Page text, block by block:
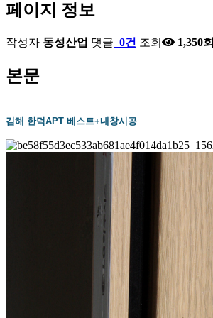
페이지 정보
작성자 동성산업 댓글 0건 조회 1,350회
본문
김해 한덕APT 베스트+내창시공